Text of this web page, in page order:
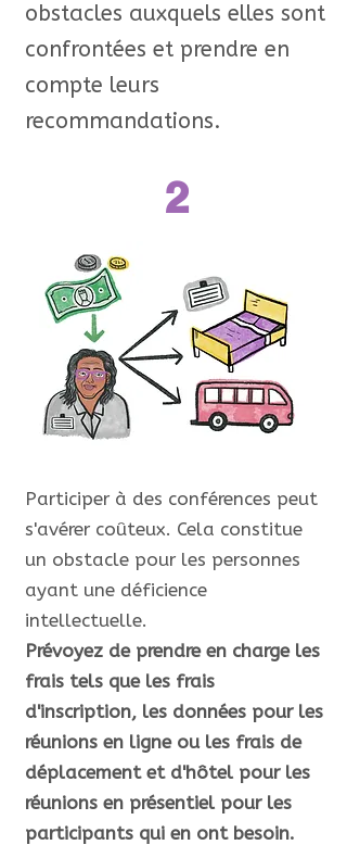
obstacles auxquels elles sont
confrontées et prendre en
compte leurs
recommandations.
2
Participer à des conférences peut
s'avérer coûteux. Cela constitue
un obstacle pour les personnes
ayant une déficience
intellectuelle.
Prévoyez de prendre en charge les
frais tels que les frais
d'inscription, les données pour les
réunions en ligne ou les frais de
déplacement et d'hôtel pour les
réunions en présentiel pour les
participants qui en ont besoin.